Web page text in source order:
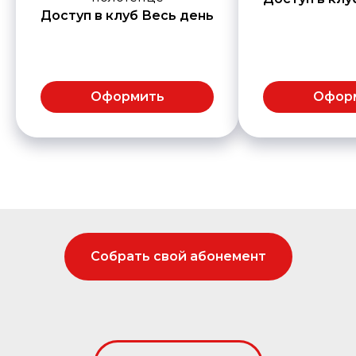
Доступ в клуб Весь день
Оформить
Собрать свой абонемент